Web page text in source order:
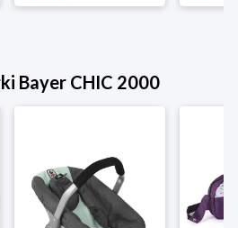
Bayer CHIC 2000